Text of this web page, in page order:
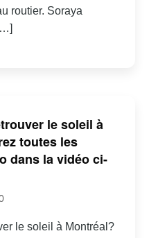
routier. Soraya
le soleil à
toutes les
dans la vidéo ci-
le soleil à Montréal?